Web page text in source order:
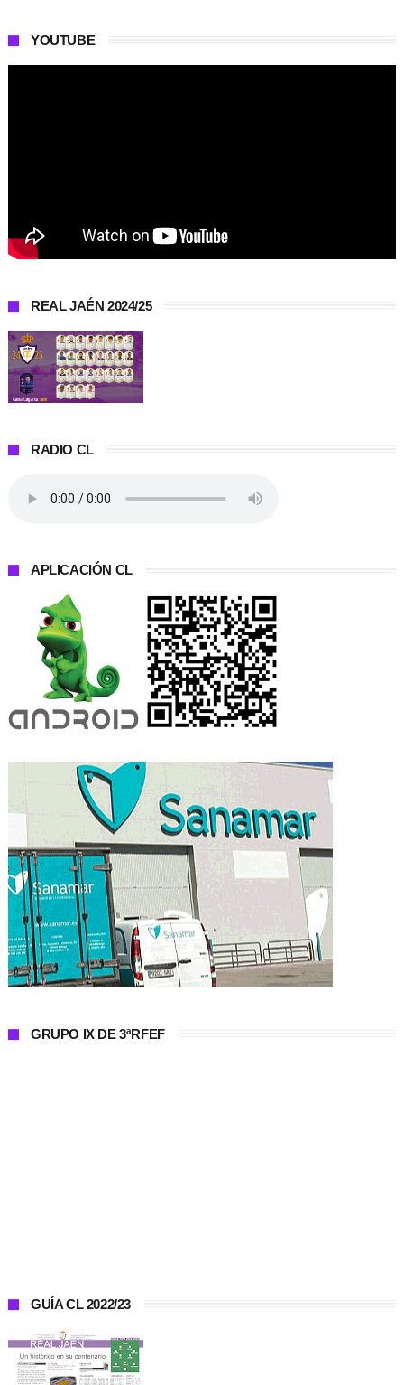
YOUTUBE
REAL JAÉN 2024/25
RADIO CL
APLICACIÓN CL
GRUPO IX DE 3ªRFEF
GUÍA CL 2022/23